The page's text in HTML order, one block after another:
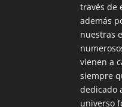
través de
además
nuestras
vienen a
siempre
dedicado
universo